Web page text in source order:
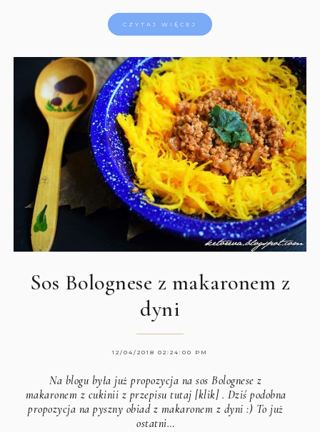
CZYTAJ WIĘCEJ
Sos Bolognese z makaronem z
dyni
12/04/2018 02:24:00 PM
Na blogu była już propozycja na sos Bolognese z
makaronem z cukinii z przepisu tutaj [klik] . Dziś podobna
propozycja na pyszny obiad z makaronem z dyni :) To już
ostatni…